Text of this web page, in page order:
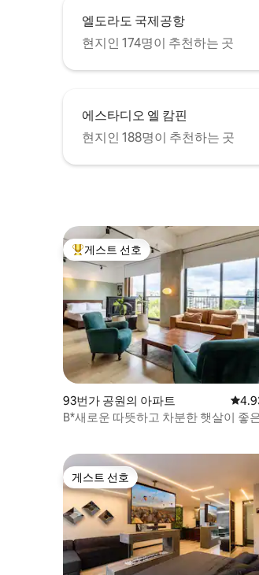
엘도라도 국제공항
현지인 174명이 추천하는 곳
에스타디오 엘 캄핀
현지인 188명이 추천하는 곳
상위 게스트 선호
게스트 선호
93번가 공원의 아파트 평점
B*새로운 따뜻하고 차분한 햇살이 좋
게스트 선호
게스트 선호